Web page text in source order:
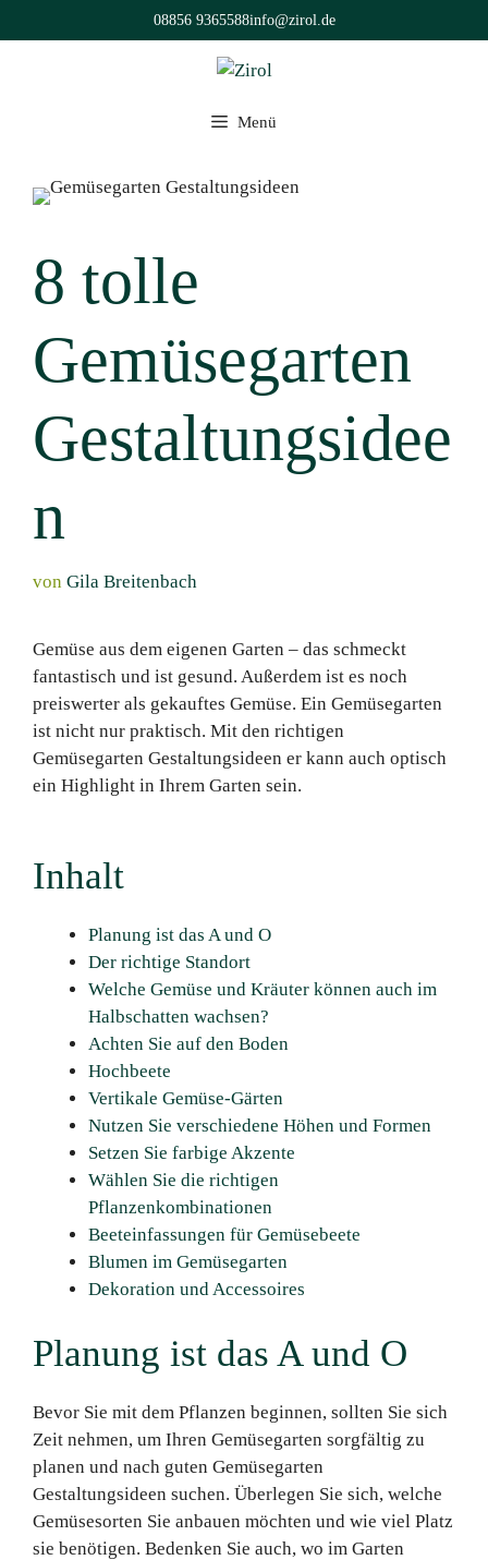
Inhalt
08856 9365588info@zirol.de
Menü
8 tolle
Gemüsegarten
Gestaltungsidee
n
von Gila Breitenbach
Gemüse aus dem eigenen Garten – das schmeckt
fantastisch und ist gesund. Außerdem ist es noch
preiswerter als gekauftes Gemüse. Ein Gemüsegarten
ist nicht nur praktisch. Mit den richtigen
Gemüsegarten Gestaltungsideen er kann auch optisch
ein Highlight in Ihrem Garten sein.
Inhalt
Planung ist das A und O
Der richtige Standort
Welche Gemüse und Kräuter können auch im
Halbschatten wachsen?
Achten Sie auf den Boden
Hochbeete
Vertikale Gemüse-Gärten
Nutzen Sie verschiedene Höhen und Formen
Setzen Sie farbige Akzente
Wählen Sie die richtigen
Pflanzenkombinationen
Beeteinfassungen für Gemüsebeete
Blumen im Gemüsegarten
Dekoration und Accessoires
Planung ist das A und O
Bevor Sie mit dem Pflanzen beginnen, sollten Sie sich
Zeit nehmen, um Ihren Gemüsegarten sorgfältig zu
planen und nach guten Gemüsegarten
Gestaltungsideen suchen. Überlegen Sie sich, welche
Gemüsesorten Sie anbauen möchten und wie viel Platz
sie benötigen. Bedenken Sie auch, wo im Garten